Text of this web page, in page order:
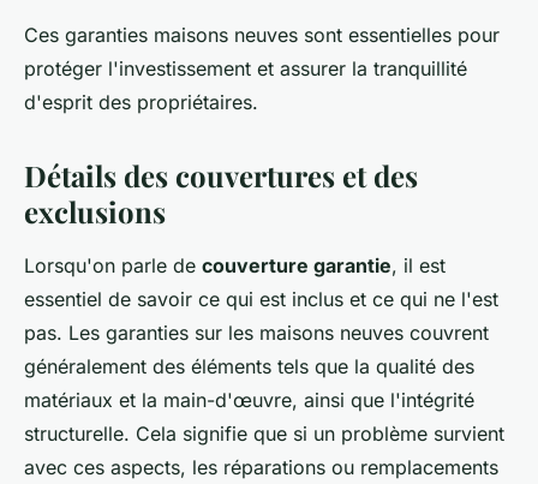
Ces garanties maisons neuves sont essentielles pour
protéger l'investissement et assurer la tranquillité
d'esprit des propriétaires.
Détails des couvertures et des
exclusions
Lorsqu'on parle de couverture garantie, il est
essentiel de savoir ce qui est inclus et ce qui ne l'est
pas. Les garanties sur les maisons neuves couvrent
généralement des éléments tels que la qualité des
matériaux et la main-d'œuvre, ainsi que l'intégrité
structurelle. Cela signifie que si un problème survient
avec ces aspects, les réparations ou remplacements